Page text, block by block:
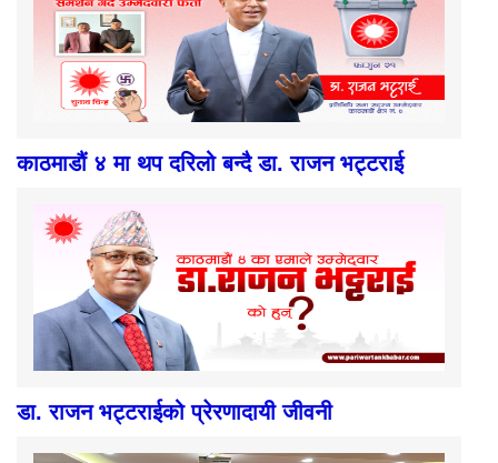
काठमाडौं ४ मा थप दरिलो बन्दै डा. राजन भट्टराई
डा. राजन भट्टराईको प्रेरणादायी जीवनी